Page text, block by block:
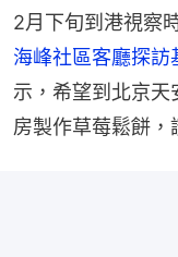
2月下旬到港視察
海峰社區客廳探訪
示，希望到北京
房製作草莓鬆餅，